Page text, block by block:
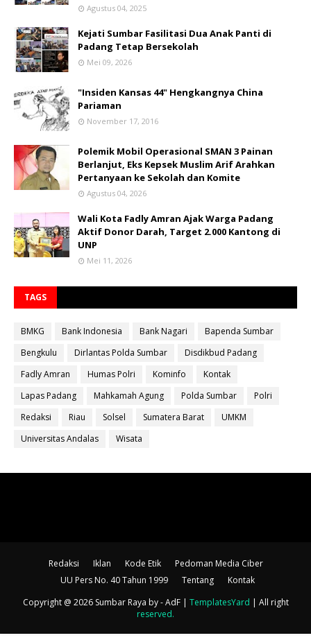
Agustus 04, 2025
Kejati Sumbar Fasilitasi Dua Anak Panti di
Padang Tetap Bersekolah
Mei 09, 2026
"Insiden Kansas 44" Hengkangnya China
Pariaman
November 17, 2016
Polemik Mobil Operasional SMAN 3 Painan
Berlanjut, Eks Kepsek Muslim Arif Arahkan
Pertanyaan ke Sekolah dan Komite
Agustus 04, 2026
Wali Kota Fadly Amran Ajak Warga Padang
Aktif Donor Darah, Target 2.000 Kantong di
UNP
Mei 11, 2026
TAGS
BMKG Bank Indonesia Bank Nagari
Bapenda Sumbar
Bengkulu
Dirlantas Polda Sumbar
Disdikbud Padang
Fadly Amran
Humas Polri Kominfo
Kontak
Lapas Padang
Mahkamah Agung Polda Sumbar
Polri
Redaksi
Riau Solsel Sumatera Barat
UMKM
Universitas Andalas
Wisata
Redaksi Iklan Kode Etik
Pedoman Media Ciber
UU Pers No. 40 Tahun 1999
Tentang
Kontak
Copyright @ 2026 Sumbar Raya by - AdF | TemplatesYard | All right
reserved.